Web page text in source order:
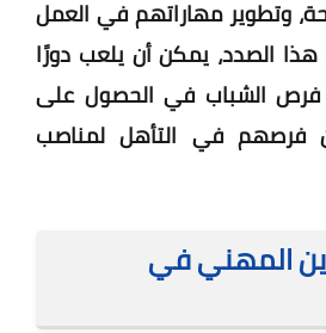
وتطوير مهاراتهم في العمل
الصدد، يمكن أن يلعب دورًا
الشباب في الحصول على
فرصهم في التأهل لمناصب
المهني في